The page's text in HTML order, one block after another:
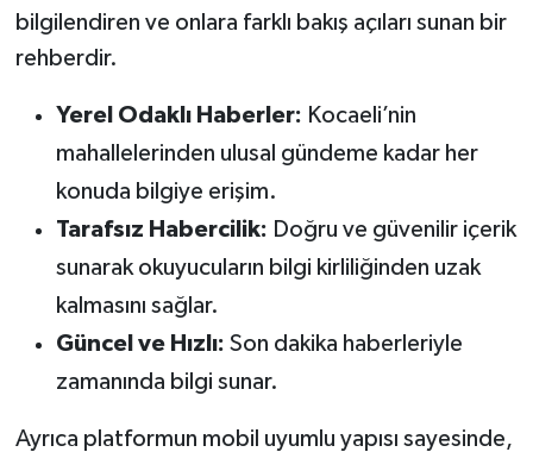
bilgilendiren ve onlara farklı bakış açıları sunan bir
rehberdir.
Yerel Odaklı Haberler: Kocaeli’nin
mahallelerinden ulusal gündeme kadar her
konuda bilgiye erişim.
Tarafsız Habercilik: Doğru ve güvenilir içerik
sunarak okuyucuların bilgi kirliliğinden uzak
kalmasını sağlar.
Güncel ve Hızlı: Son dakika haberleriyle
zamanında bilgi sunar.
Ayrıca platformun mobil uyumlu yapısı sayesinde,